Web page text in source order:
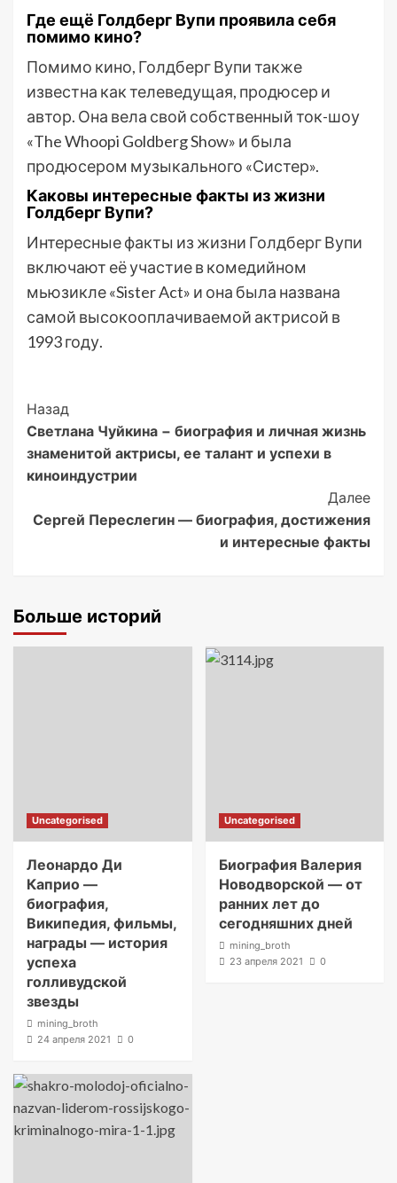
Где ещё Голдберг Вупи проявила себя
помимо кино?
Помимо кино, Голдберг Вупи также
известна как телеведущая, продюсер и
автор. Она вела свой собственный ток-шоу
«The Whoopi Goldberg Show» и была
продюсером музыкального «Систер».
Каковы интересные факты из жизни
Голдберг Вупи?
Интересные факты из жизни Голдберг Вупи
включают её участие в комедийном
мьюзикле «Sister Act» и она была названа
самой высокооплачиваемой актрисой в
1993 году.
Post
Navigation
Назад
Светлана Чуйкина − биография и личная жизнь
знаменитой актрисы, ее талант и успехи в
киноиндустрии
Далее
Сергей Переслегин — биография, достижения
и интересные факты
Больше историй
Uncategorised
Леонардо Ди
Каприо —
биография,
Википедия, фильмы,
награды — история
успеха
голливудской
звезды
mining_broth
24 апреля 2021
0
Uncategorised
Биография Валерия
Новодворской — от
ранних лет до
сегодняшних дней
mining_broth
23 апреля 2021
0